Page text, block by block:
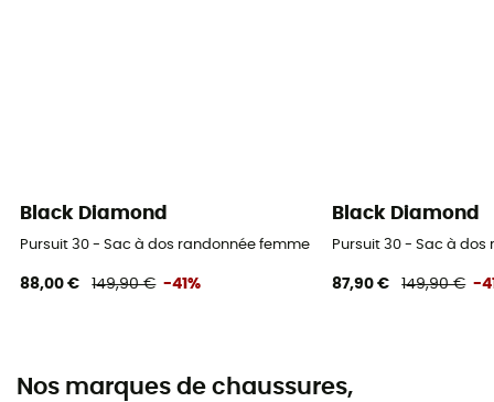
Black Diamond
Pursuit 30 - Sac à dos randonnée femme
88,00 € 149,90 € -41%
Black Diamond
Pursuit 30 - Sac à
87,90 € 149,90 € -
Nos marques de chaussures,